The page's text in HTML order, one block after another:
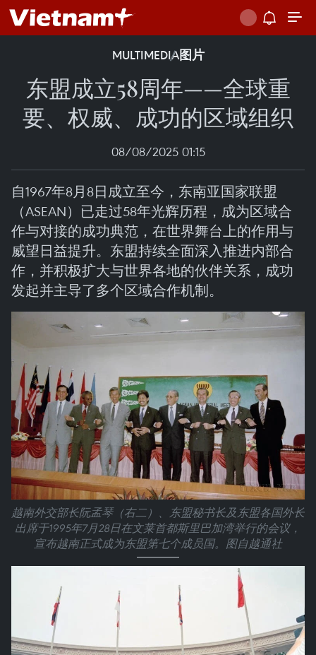
MULTIMEDIA图片
东盟成立58周年——全球重
要、权威、成功的区域组织
08/08/2025 01:15
自1967年8月8日成立至今，东南亚国家联盟
（ASEAN）已走过58年光辉历程，成为区域合
作与对接的成功典范，在世界舞台上的作用与
威望日益提升。东盟持续全面深入推进内部合
作，并积极扩大与世界各地的伙伴关系，成功
发起并主导了多个区域合作机制。
越南外交部长阮孟琴（右二）、东盟秘书长及东盟各国外长
出席于1995年7月28日在文莱首都斯里巴加湾举行的会议，
宣布越南正式成为东盟第七个成员国。图自越通社